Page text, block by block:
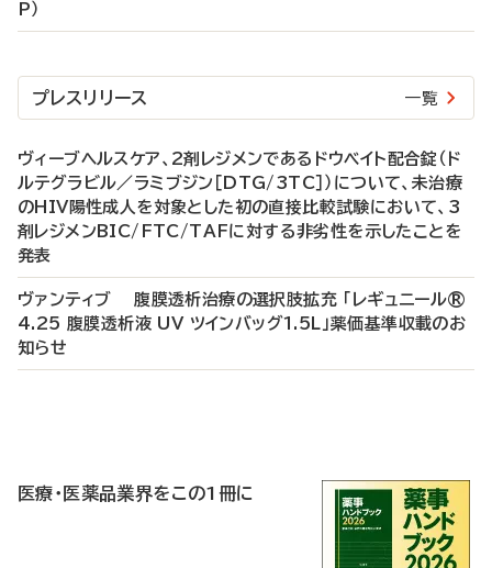
P）
プレスリリース 一覧
ヴィーブヘルスケア、2剤レジメンであるドウベイト配合錠（ド
ルテグラビル／ラミブジン［DTG/3TC］）について、未治療
のHIV陽性成人を対象とした初の直接比較試験において、3
剤レジメンBIC/FTC/TAFに対する非劣性を示したことを
発表
ヴァンティブ 腹膜透析治療の選択肢拡充 「レギュニール®
4.25 腹膜透析液 UV ツインバッグ1.5L」薬価基準収載のお
知らせ
医療・医薬品業界をこの1冊に